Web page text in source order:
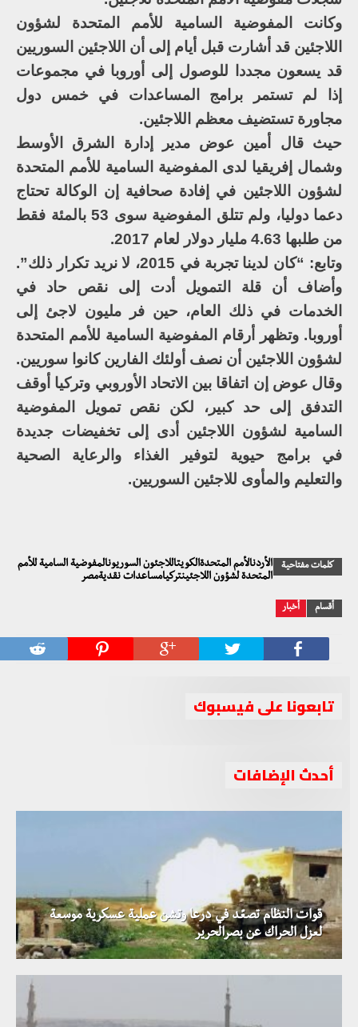
وكانت المفوضية السامية للأمم المتحدة لشؤون
اللاجئين قد أشارت قبل أيام إلى أن اللاجئين السوريين
قد يسعون مجددا للوصول إلى أوروبا في مجموعات
إذا لم تستمر برامج المساعدات في خمس دول
مجاورة تستضيف معظم اللاجئين.
حيث قال أمين عوض مدير إدارة الشرق الأوسط
وشمال إفريقيا لدى المفوضية السامية للأمم المتحدة
لشؤون اللاجئين في إفادة صحافية إن الوكالة تحتاج
دعما دوليا، ولم تتلق المفوضية سوى 53 بالمئة فقط
من طلبها 4.63 مليار دولار لعام 2017.
وتابع: “كان لدينا تجربة في 2015، لا نريد تكرار ذلك”.
وأضاف أن قلة التمويل أدت إلى نقص حاد في
الخدمات في ذلك العام، حين فر مليون لاجئ إلى
أوروبا. وتظهر أرقام المفوضية السامية للأمم المتحدة
لشؤون اللاجئين أن نصف أولئك الفارين كانوا سوريين.
وقال عوض إن اتفاقا بين الاتحاد الأوروبي وتركيا أوقف
التدفق إلى حد كبير، لكن نقص تمويل المفوضية
السامية لشؤون اللاجئين أدى إلى تخفيضات جديدة
في برامج حيوية لتوفير الغذاء والرعاية الصحية
والتعليم والمأوى للاجئين السوريين.
كلمات مفتاحية
الأردنالأمم المتحدةالكويتاللاجئون السوريونالمفوضية السامية للأمم
المتحدة لشؤون اللاجئينتركيامساعدات نقديةمصر
أقسام أخبار
تابعونا على فيسبوك
أحدث الإضافات
قوات النظام تصعّد في درعا وتشن عملية عسكرية موسعة
لعزل الحراك عن بصرالحرير